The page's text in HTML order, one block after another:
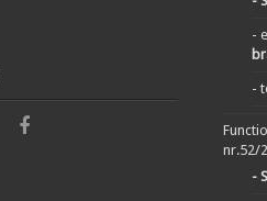
-
-
nr.52/
-